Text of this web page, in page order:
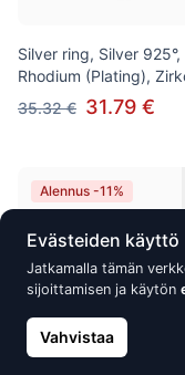
Silver ring, Silver 925°,
Rhodium (Plating),
35.32 € 31.79 €
Alennus -11%
Evästeiden käyttö
Jatkamalla tämän
sijoittamisen ja käytön
Vahvistaa